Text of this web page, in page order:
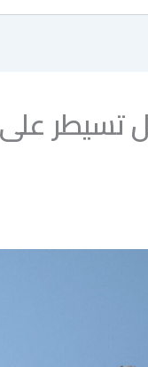
تسيطر